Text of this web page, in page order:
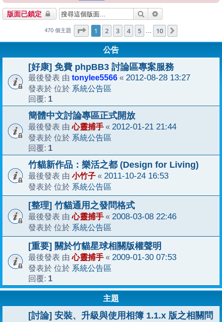
版面已鎖定 搜尋
470 個主題 第1 頁 (共 10頁)
1 2 3 4 5 … 10
公告
[好康] 免費 phpBB3 討論區專案服務
最後發表 由 tonylee5566 « 2012-08-28 13:27
發表於 位於 系統公告區
回覆: 1
簡體中文討論專區正式開放
最後發表 由心靈捕手 « 2012-01-21 21:44
發表於 位於 系統公告區
回覆: 1
竹貓新作品：樂活之都 (Design for Living)
最後發表 由 小竹子 « 2011-10-24 16:53
發表於 位於 系統公告區
[整理] 竹貓通用之發問格式
最後發表 由心靈捕手 « 2008-03-08 22:46
發表於 位於 系統公告區
[重要] 關於竹貓星球相關版權聲明
最後發表 由心靈捕手 « 2009-01-30 07:53
發表於 位於 系統公告區
回覆: 1
主題
[討論] 安裝、升級與使用相簿 1.1.x 版之相關問